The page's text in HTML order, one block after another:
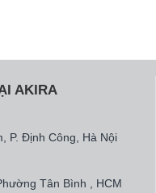
AKIRA
P. Định Công, Hà Nội
Tân Bình , HCM